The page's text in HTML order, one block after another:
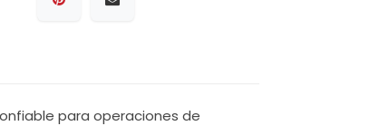
para operaciones de